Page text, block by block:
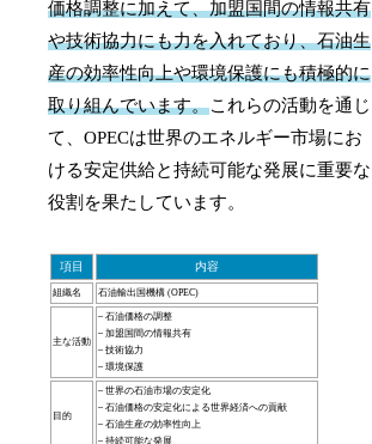
価格調整に加えて、加盟国間の情報共有
や技術協力にも力を入れており、石油生
産の効率性向上や環境保護にも積極的に
取り組んでいます。これらの活動を通じ
て、OPECは世界のエネルギー市場にお
ける安定供給と持続可能な発展に重要な
役割を果たしています。
項目 内容
組織名 石油輸出国機構 (OPEC)
主な活動
– 石油価格の調整
– 加盟国間の情報共有
– 技術協力
– 環境保護
目的
– 世界の石油市場の安定化
– 石油価格の安定化による世界経済への貢献
– 石油生産の効率性向上
– 持続可能な発展